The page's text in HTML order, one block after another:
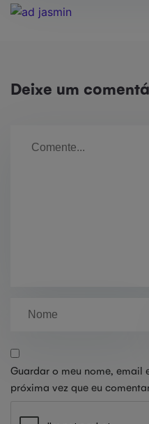
Deixe um
Guardar o meu nome, email
próxima vez que eu